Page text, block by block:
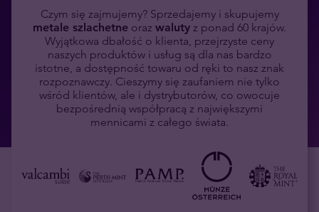
Czym się zajmujemy? Sprzedajemy i skupujemy
metale szlachetne oraz waluty z ponad 60 krajów.
Wyjątkowa dbałość o klienta, przejrzyste ceny
naszych produktów i usług są dla nas bardzo
istotne, a dostępność towaru od ręki to nasz znak
rozpoznawczy. Cieszymy się zaufaniem nie tylko
wśród klientów, ale i dystrybutorów, co owocuje
bezpośrednią współpracą z największymi
mennicami z całego świata.